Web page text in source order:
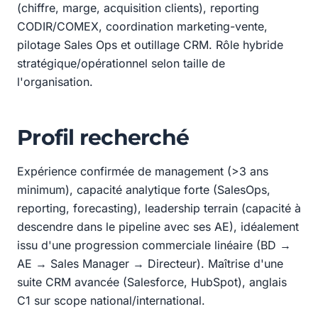
(chiffre, marge, acquisition clients), reporting
CODIR/COMEX, coordination marketing-vente,
pilotage Sales Ops et outillage CRM. Rôle hybride
stratégique/opérationnel selon taille de
l'organisation.
Profil recherché
Expérience confirmée de management (>3 ans
minimum), capacité analytique forte (SalesOps,
reporting, forecasting), leadership terrain (capacité à
descendre dans le pipeline avec ses AE), idéalement
issu d'une progression commerciale linéaire (BD →
AE → Sales Manager → Directeur). Maîtrise d'une
suite CRM avancée (Salesforce, HubSpot), anglais
C1 sur scope national/international.